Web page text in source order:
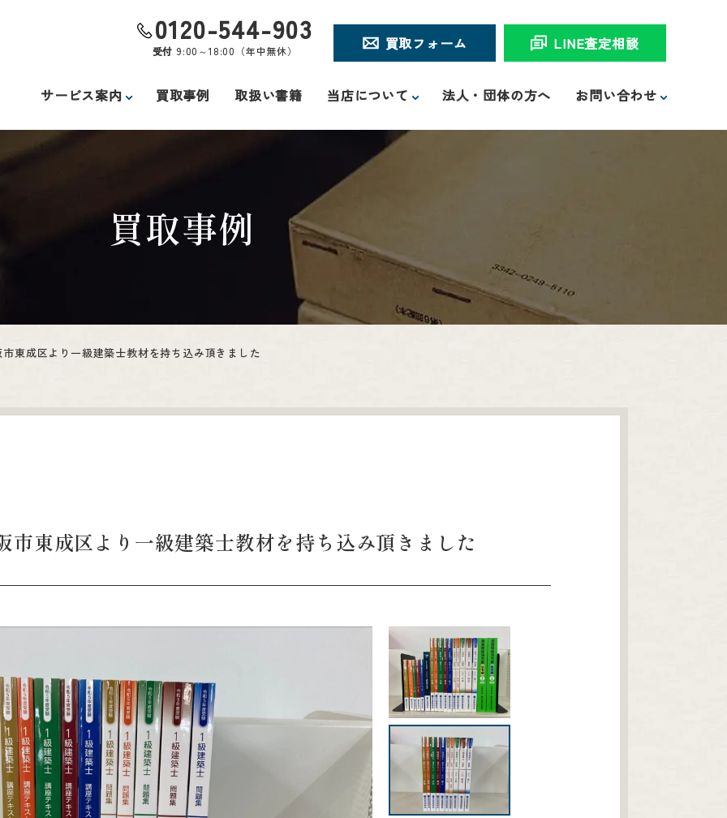
サービス案内 買取事例 取扱い書籍 当店について 法人・団体の方へ お問い合わせ
0120-544-903
受付 9:00～18:00（年中無休） 買取フォーム LINE査定相談
買取事例
東成区より一級建築士教材を持ち込み頂きました
市東成区より一級建築士教材を持ち込み頂きました